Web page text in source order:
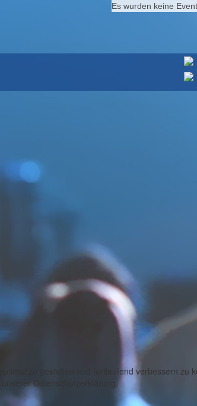
Es wurden keine
zu gestalten und fortlaufend verbessern
unserer Datenschutzerklärung.